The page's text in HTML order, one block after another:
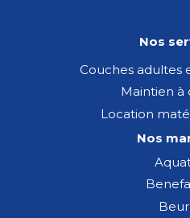
Nos
Couches adultes
Maintien à
Location
Nos